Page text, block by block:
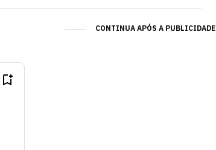
CONTINUA APÓS A PUBLICIDADE